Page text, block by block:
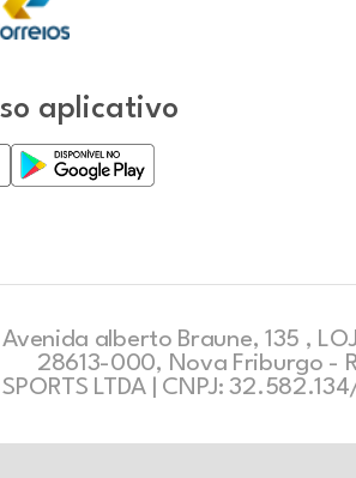
aplicativo
Avenida alberto Braune, 135 ,
28613-000, Nova Friburgo -
LTDA | CNPJ: